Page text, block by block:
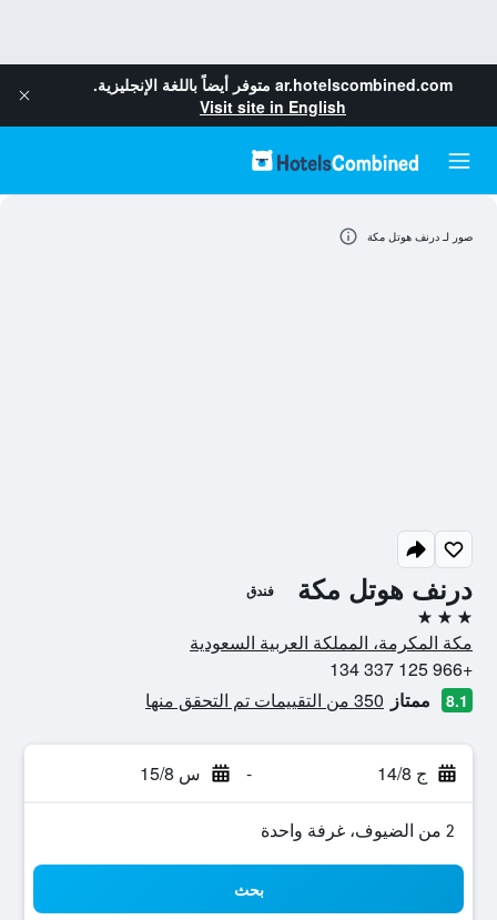
ar.hotelscombined.com متوفر أيضاً باللغة الإنجليزية.
Visit site in English
درنف هوتل مكة فندق
3 نجوم
مكة المكرمة، المملكة العربية السعودية
+966 125 337 134
8.1 ممتاز 350 من التقييمات تم التحقق منها
ج 14/8 - س 15/8
2 من الضيوف، غرفة واحدة
بحث
صور لـ درنف هوتل مكة